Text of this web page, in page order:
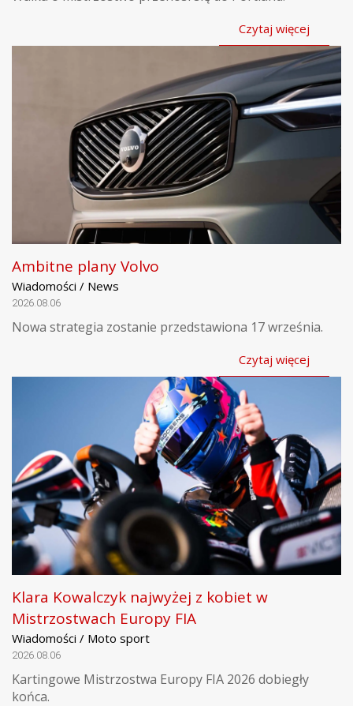
Czytaj więcej
Ambitne plany Volvo
Wiadomości / News
2026.08.06
Nowa strategia zostanie przedstawiona 17 września.
Czytaj więcej
Klara Kowalczyk najwyżej z kobiet w
Mistrzostwach Europy FIA
Wiadomości / Moto sport
2026.08.06
Kartingowe Mistrzostwa Europy FIA 2026 dobiegły
końca.